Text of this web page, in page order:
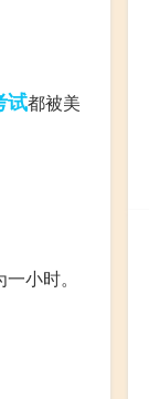
试都被美
小时。